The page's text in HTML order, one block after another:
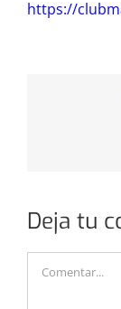
https://
Deja tu